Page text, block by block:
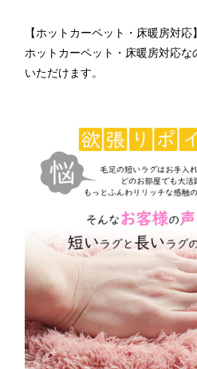
【ホットカーペット・床暖房対応】
ホットカーペット・床暖房対応な
いただけます。